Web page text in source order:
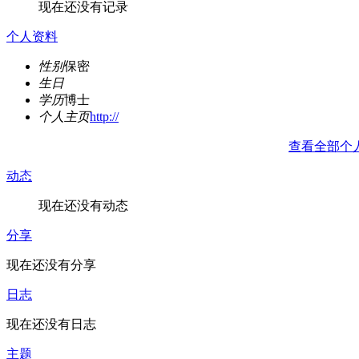
现在还没有记录
个人资料
性别保密
生日
学历博士
个人主页http://
查看全部个
动态
现在还没有动态
分享
现在还没有分享
日志
现在还没有日志
主题